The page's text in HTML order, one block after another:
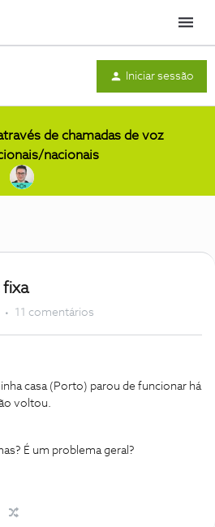
Menu
Iniciar sessão
de chamadas de voz
nacionais
fixa
11 comentários
casa (Porto) parou de funcionar há
voltou.
É um problema geral?